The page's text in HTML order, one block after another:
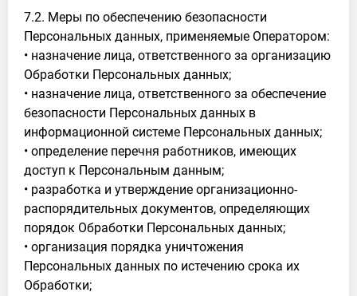
7.2. Меры по обеспечению безопасности
Персональных данных, применяемые Оператором:
• назначение лица, ответственного за организацию
Обработки Персональных данных;
• назначение лица, ответственного за обеспечение
безопасности Персональных данных в
информационной системе Персональных данных;
• определение перечня работников, имеющих
доступ к Персональным данным;
• разработка и утверждение организационно-
распорядительных документов, определяющих
порядок Обработки Персональных данных;
• организация порядка уничтожения
Персональных данных по истечению срока их
Обработки;